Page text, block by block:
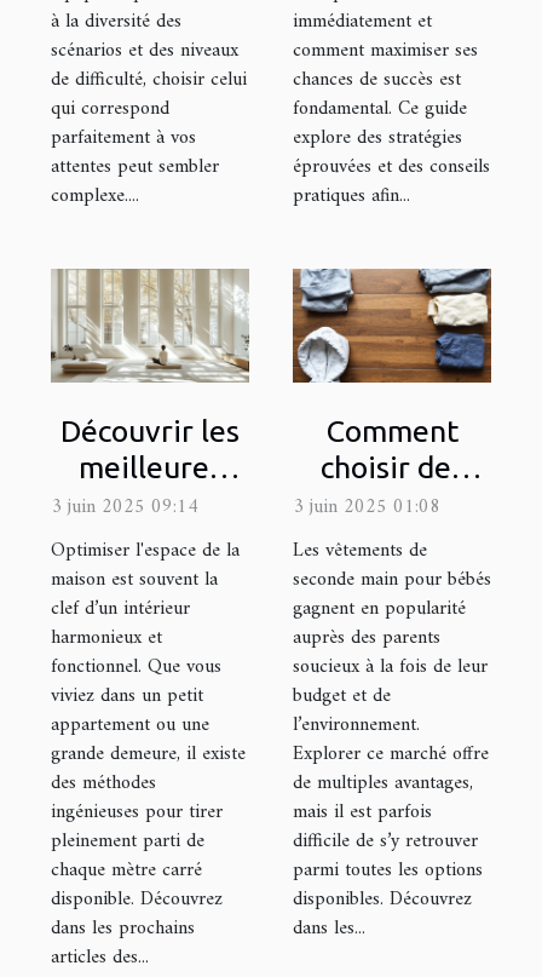
à la diversité des
scénarios et des niveaux
de difficulté, choisir celui
qui correspond
parfaitement à vos
attentes peut sembler
complexe....
immédiatement et
comment maximiser ses
chances de succès est
fondamental. Ce guide
explore des stratégies
éprouvées et des conseils
pratiques afin...
Découvrir les
meilleures
méthodes
pour
optimiser
l'espace de
votre maison
3 juin 2025 09:14
Optimiser l'espace de la
maison est souvent la
clef d’un intérieur
harmonieux et
fonctionnel. Que vous
viviez dans un petit
appartement ou une
grande demeure, il existe
des méthodes
ingénieuses pour tirer
pleinement parti de
chaque mètre carré
disponible. Découvrez
dans les prochains
articles des...
Comment
choisir des
vêtements de
seconde main
pour bébés
3 juin 2025 01:08
Les vêtements de
seconde main pour bébés
gagnent en popularité
auprès des parents
soucieux à la fois de leur
budget et de
l’environnement.
Explorer ce marché offre
de multiples avantages,
mais il est parfois
difficile de s’y retrouver
parmi toutes les options
disponibles. Découvrez
dans les...